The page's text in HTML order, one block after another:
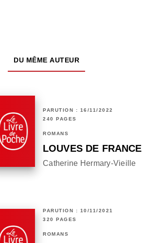
DU MÊME AUTEUR
PARUTION : 16/11/2022
240 PAGES
ROMANS
LOUVES DE FRANCE
Catherine Hermary-Vieille
PARUTION : 10/11/2021
320 PAGES
ROMANS